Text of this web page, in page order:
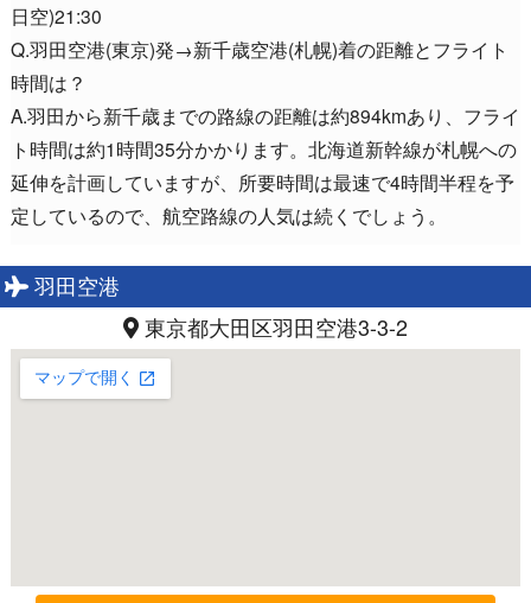
日空)21:30
Q.羽田空港(東京)発→新千歳空港(札幌)着の距離とフライト
時間は？
A.羽田から新千歳までの路線の距離は約894kmあり、フライ
ト時間は約1時間35分かかります。北海道新幹線が札幌への
延伸を計画していますが、所要時間は最速で4時間半程を予
定しているので、航空路線の人気は続くでしょう。
羽田空港
東京都大田区羽田空港3-3-2